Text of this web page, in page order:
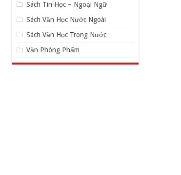
Sách Tin Học – Ngoại Ngữ
Sách Văn Học Nước Ngoài
Sách Văn Học Trong Nước
Văn Phòng Phẩm